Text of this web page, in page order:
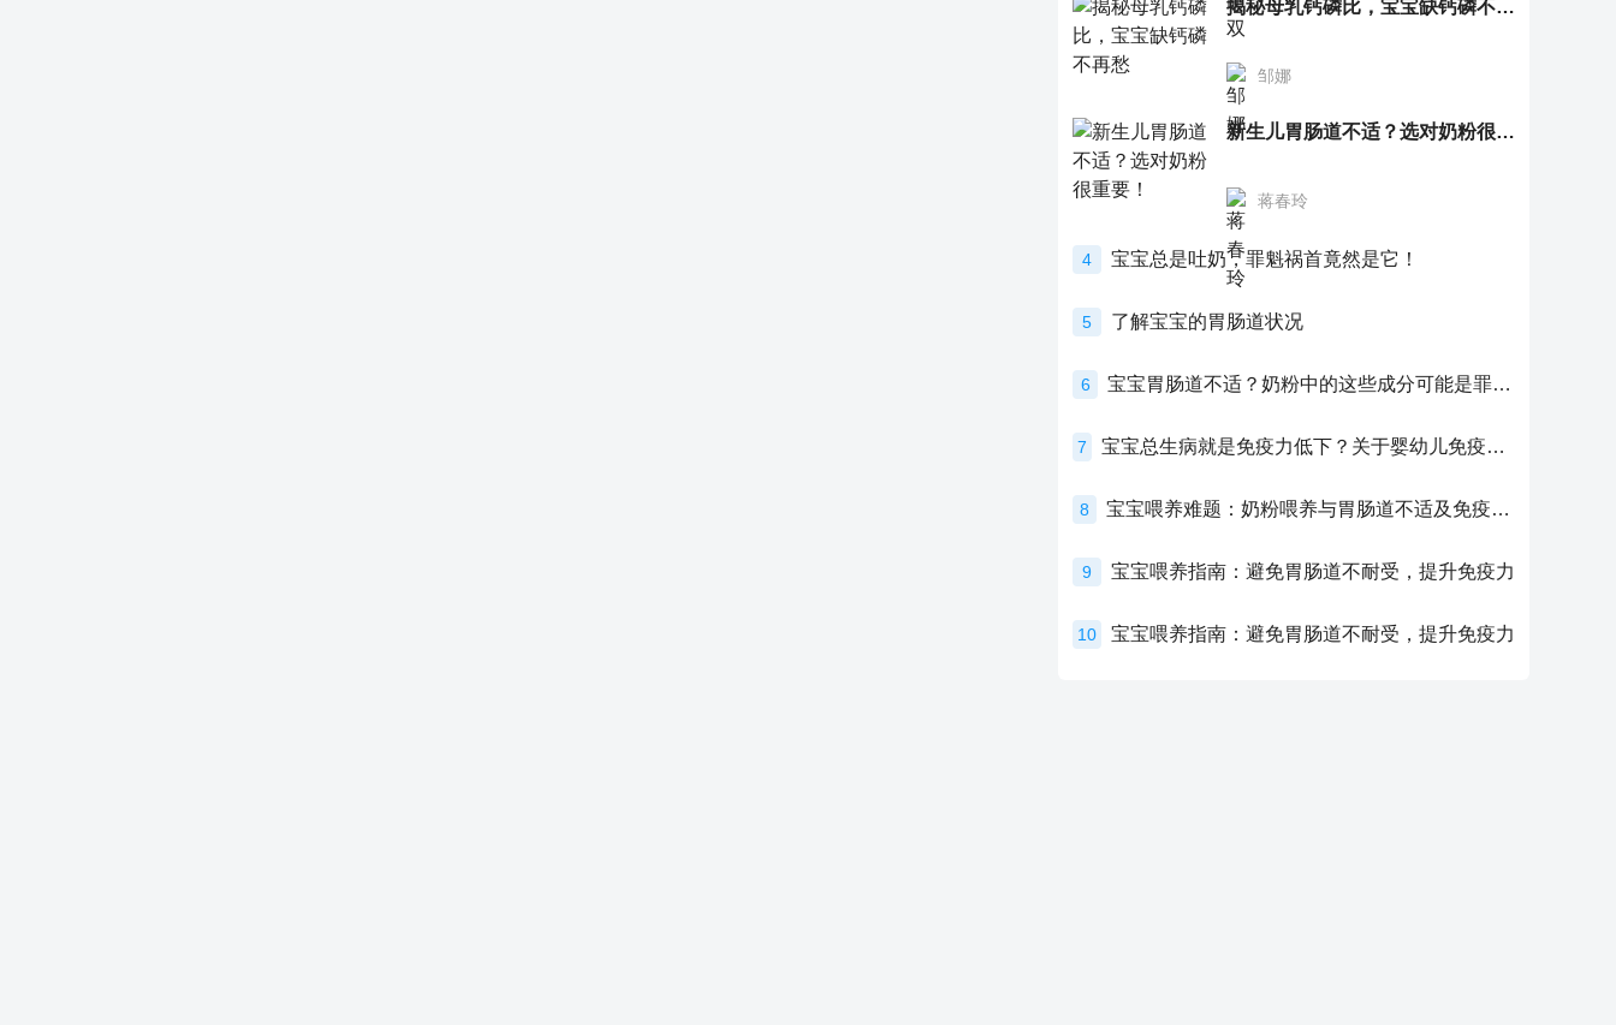
揭秘母乳钙磷比，宝宝缺钙磷不再愁
邹娜
新生儿胃肠道不适？选对奶粉很重要！
蒋春玲
4 宝宝总是吐奶，罪魁祸首竟然是它！
5 了解宝宝的胃肠道状况
6 宝宝胃肠道不适？奶粉中的这些成分可能是罪魁祸首！
7 宝宝总生病就是免疫力低下？关于婴幼儿免疫力的真相，家长必须了解！
8 宝宝喂养难题：奶粉喂养与胃肠道不适及免疫力提升的奥秘
9 宝宝喂养指南：避免胃肠道不耐受，提升免疫力
10 宝宝喂养指南：避免胃肠道不耐受，提升免疫力